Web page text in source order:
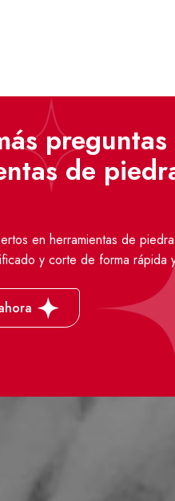
de
en herramientas de
y corte de forma rápida